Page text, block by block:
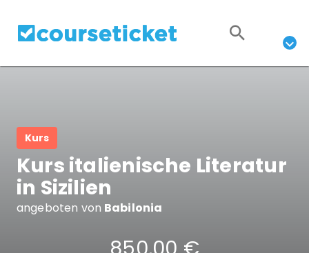
Kurs
Kurs italienische Literatur
in Sizilien
angeboten von Babilonia